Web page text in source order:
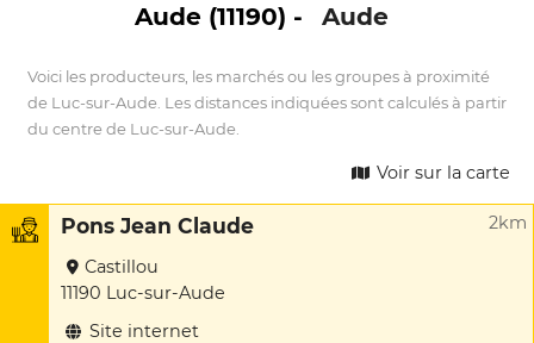
Aude (11190) -
Aude
Voici les producteurs, les marchés ou les groupes à proximité
de Luc-sur-Aude. Les distances indiquées sont calculés à partir
du centre de Luc-sur-Aude.
Voir sur la carte
Pons Jean Claude 2km
Castillou
11190 Luc-sur-Aude
Site internet